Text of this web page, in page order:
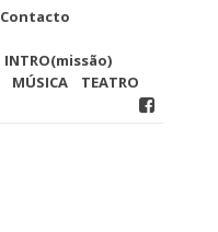
Contacto
INTRO(missão)
MÚSICA TEATRO